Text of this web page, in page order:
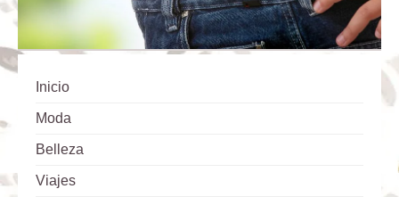
Inicio
Moda
Belleza
Viajes